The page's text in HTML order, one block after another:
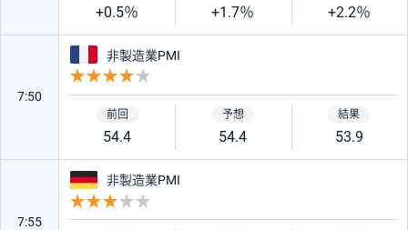
+0.5％ +1.7％ +2.2％
7:50
フランス
非製造業PMI
54.4 54.4 53.9
7:55
ドイツ
非製造業PMI